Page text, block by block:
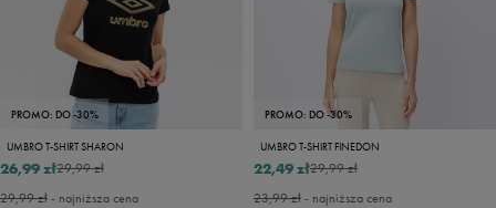
PROMO: DO -30%
UMBRO T-SHIRT SHARON
29,99 zł
26,99 zł
29,99 zł- najniższa cena
PROMO: DO -30%
UMBRO T-SHIRT FINEDON
29,99 zł
22,49 zł
23,99 zł- najniższa cena